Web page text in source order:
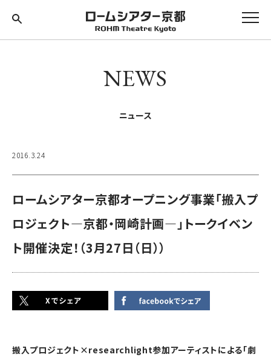
NEWS
ニュース
2016.3.24
ロームシアター京都オープニング事業「搬入プ
ロジェクト―京都・岡崎計画―」トークイベン
ト開催決定！（3月27日（日））
搬入プロジェクト×researchlight参加アーティストによる「劇